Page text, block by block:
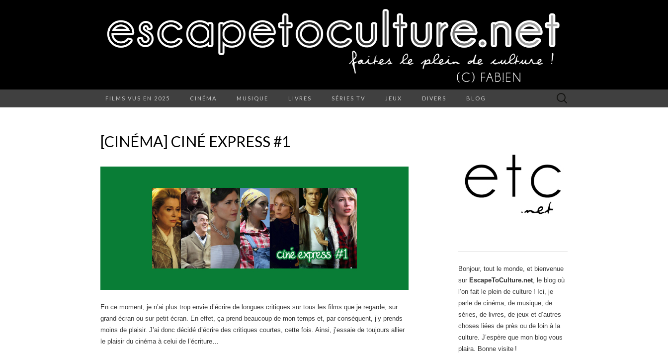
FILMS VUS EN 2025 CINÉMA MUSIQUE LIVRES SÉRIES TV JEUX DIVERS BLOG Rechercher :
[CINÉMA] CINÉ EXPRESS #1
En ce moment, je n’ai plus trop envie d’écrire de longues critiques sur tous les films que je regarde, sur
grand écran ou sur petit écran. En effet, ça prend beaucoup de mon temps et, par conséquent, j’y prends
moins de plaisir. J’ai donc décidé d’écrire des critiques courtes, cette fois. Ainsi, j’essaie de toujours allier
le plaisir du cinéma à celui de l’écriture…
Bonjour, tout le monde, et bienvenue
sur EscapeToCulture.net , le blog où
l’on fait le plein de culture ! Ici, je
parle de cinéma, de musique, de
séries, de livres, de jeux et d’autres
choses liées de près ou de loin à la
culture. J’espère que mon blog vous
plaira. Bonne visite !